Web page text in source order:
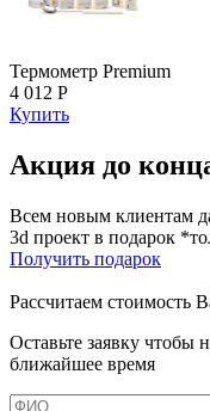
Термометр Premium
4 012 Р
Купить
Акция до
Всем новым клиентам
3d проект в подарок
Получить подарок
Рассчитаем стоимость
Оставьте заявку чтобы
ближайшее время